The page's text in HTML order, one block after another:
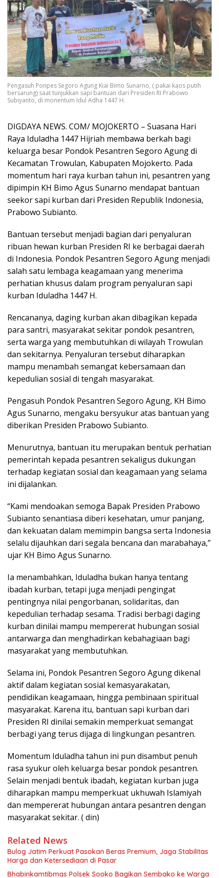
Pengasuh Ponpes Segoro Agung Kiai Bimo Sunarno, ( pakai kaos putih
bersarung) saat tunjukkan sapi bantuan dari Presiden RI Prabowo
Subiyanto, di monentum Idul Adha 1447 H.
DIGDAYA NEWS. COM/ MOJOKERTO – Suasana Hari
Raya Iduladha 1447 Hijriah membawa berkah bagi
keluarga besar Pondok Pesantren Segoro Agung di
Kecamatan Trowulan, Kabupaten Mojokerto. Pada
momentum hari raya kurban tahun ini, pesantren yang
dipimpin KH Bimo Agus Sunarno mendapat bantuan
seekor sapi kurban dari Presiden Republik Indonesia,
Prabowo Subianto.
Bantuan tersebut menjadi bagian dari penyaluran
ribuan hewan kurban Presiden RI ke berbagai daerah
di Indonesia. Pondok Pesantren Segoro Agung menjadi
salah satu lembaga keagamaan yang menerima
perhatian khusus dalam program penyaluran sapi
kurban Iduladha 1447 H.
Rencananya, daging kurban akan dibagikan kepada
para santri, masyarakat sekitar pondok pesantren,
serta warga yang membutuhkan di wilayah Trowulan
dan sekitarnya. Penyaluran tersebut diharapkan
mampu menambah semangat kebersamaan dan
kepedulian sosial di tengah masyarakat.
Pengasuh Pondok Pesantren Segoro Agung, KH Bimo
Agus Sunarno, mengaku bersyukur atas bantuan yang
diberikan Presiden Prabowo Subianto.
Menurutnya, bantuan itu merupakan bentuk perhatian
pemerintah kepada pesantren sekaligus dukungan
terhadap kegiatan sosial dan keagamaan yang selama
ini dijalankan.
“Kami mendoakan semoga Bapak Presiden Prabowo
Subianto senantiasa diberi kesehatan, umur panjang,
dan kekuatan dalam memimpin bangsa serta Indonesia
selalu dijauhkan dari segala bencana dan marabahaya,”
ujar KH Bimo Agus Sunarno.
Ia menambahkan, Iduladha bukan hanya tentang
ibadah kurban, tetapi juga menjadi pengingat
pentingnya nilai pengorbanan, solidaritas, dan
kepedulian terhadap sesama. Tradisi berbagi daging
kurban dinilai mampu mempererat hubungan sosial
antarwarga dan menghadirkan kebahagiaan bagi
masyarakat yang membutuhkan.
Selama ini, Pondok Pesantren Segoro Agung dikenal
aktif dalam kegiatan sosial kemasyarakatan,
pendidikan keagamaan, hingga pembinaan spiritual
masyarakat. Karena itu, bantuan sapi kurban dari
Presiden RI dinilai semakin memperkuat semangat
berbagi yang terus dijaga di lingkungan pesantren.
Momentum Iduladha tahun ini pun disambut penuh
rasa syukur oleh keluarga besar pondok pesantren.
Selain menjadi bentuk ibadah, kegiatan kurban juga
diharapkan mampu memperkuat ukhuwah Islamiyah
dan mempererat hubungan antara pesantren dengan
masyarakat sekitar. ( din)
Related News
Bulog Jatim Perkuat Pasokan Beras Premium, Jaga Stabilitas
Harga dan Ketersediaan di Pasar
Bhabinkamtibmas Polsek Sooko Bagikan Sembako ke Warga